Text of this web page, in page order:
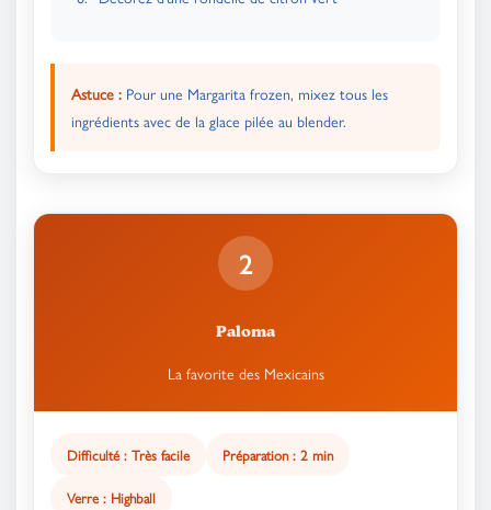
Astuce : Pour une Margarita frozen, mixez tous les
ingrédients avec de la glace pilée au blender.
2
Paloma
La favorite des Mexicains
Difficulté : Très facile Préparation : 2 min
Verre : Highball